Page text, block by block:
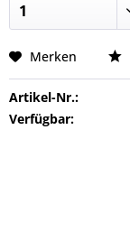
Merken
Artikel-Nr.:
Verfügbar: